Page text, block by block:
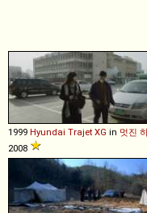
1999 Hyundai Trajet XG in 멋진
2008